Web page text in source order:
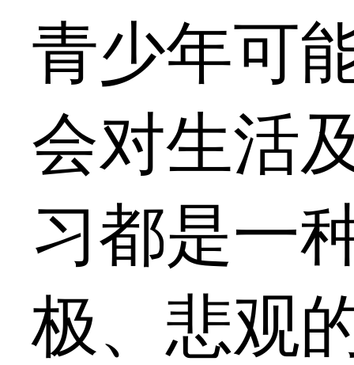
青少年可
会对生活
习都是一
极、悲观